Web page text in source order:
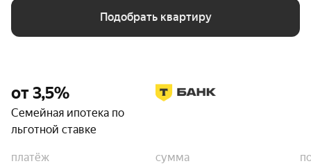
Подобрать квартиру
от 3,5%
Семейная ипотека по
льготной ставке
платёж сумма